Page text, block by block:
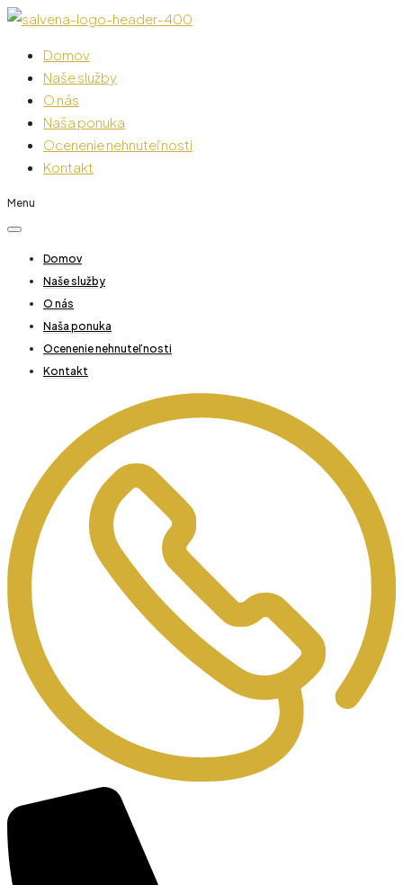
Domov
Naše služby
O nás
Naša ponuka
Ocenenie nehnuteľnosti
Kontakt
Menu
Domov
Naše služby
O nás
Naša ponuka
Ocenenie nehnuteľnosti
Kontakt